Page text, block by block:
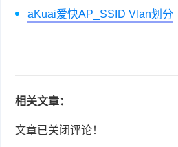
aKuai爱快AP_SSID Vlan划分
相关文章：
文章已关闭评论！